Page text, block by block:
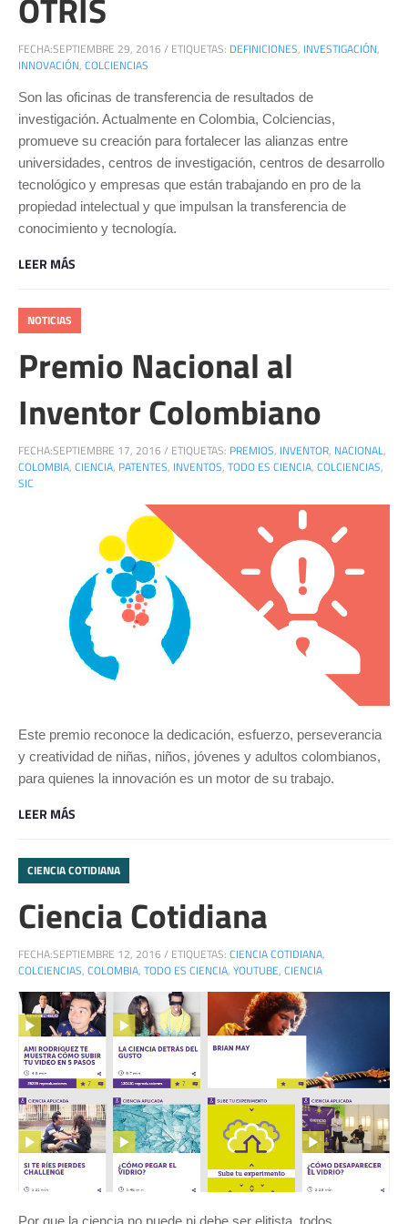
FECHA:SEPTIEMBRE 29, 2016 / ETIQUETAS: DEFINICIONES, INVESTIGACIÓN,
INNOVACIÓN, COLCIENCIAS
Son las oficinas de transferencia de resultados de
investigación. Actualmente en Colombia, Colciencias,
promueve su creación para fortalecer las alianzas entre
universidades, centros de investigación, centros de desarrollo
tecnológico y empresas que están trabajando en pro de la
propiedad intelectual y que impulsan la transferencia de
conocimiento y tecnología.
LEER MÁS
NOTICIAS
Premio Nacional al
Inventor Colombiano
FECHA:SEPTIEMBRE 17, 2016 / ETIQUETAS: PREMIOS, INVENTOR, NACIONAL,
COLOMBIA, CIENCIA, PATENTES, INVENTOS, TODO ES CIENCIA, COLCIENCIAS,
SIC
Este premio reconoce la dedicación, esfuerzo, perseverancia
y creatividad de niñas, niños, jóvenes y adultos colombianos,
para quienes la innovación es un motor de su trabajo.
LEER MÁS
CIENCIA COTIDIANA
Ciencia Cotidiana
FECHA:SEPTIEMBRE 12, 2016 / ETIQUETAS: CIENCIA COTIDIANA,
COLCIENCIAS, COLOMBIA, TODO ES CIENCIA, YOUTUBE, CIENCIA